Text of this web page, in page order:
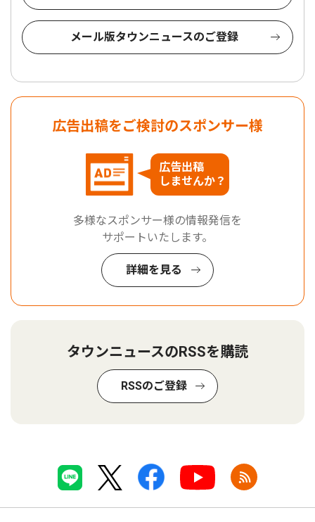
メール版タウンニュースのご登録
広告出稿をご検討のスポンサー様
広告出稿
しませんか？
多様なスポンサー様の情報発信を
サポートいたします。
詳細を見る
タウンニュースのRSSを購読
RSSのご登録